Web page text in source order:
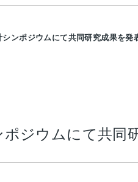
ンポジウムにて共同研究成果を発
ジウムにて共同